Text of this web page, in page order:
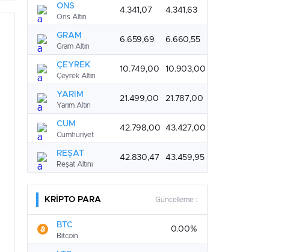
ONS
Ons Altın
4.341,07 4.341,63
GRAM
Gram Altın
6.659,69 6.660,55
ÇEYREK
Çeyrek Altın
10.749,00 10.903,00
YARIM
Yarım Altın
21.499,00 21.787,00
CUM
Cumhuriyet
42.798,00 43.427,00
REŞAT
Reşat Altını
42.830,47 43.459,95
KRİPTO PARA Güncelleme :
BTC
Bitcoin
0.00%